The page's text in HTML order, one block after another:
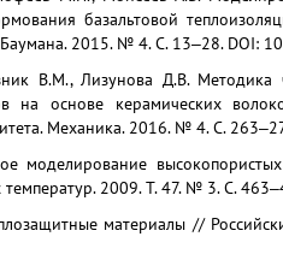
базальтовой
2015. № 4. С. 13‒28. DOI:
В.М., Лизунова Д.В. Методика
на основе керамических
Механика. 2016. № 4. С.
моделирование
2009. Т. 47. № 3. С.
материалы //